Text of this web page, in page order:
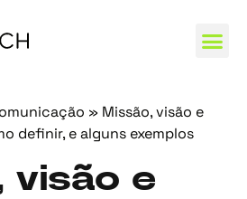
» Missão, visão e
definir, e alguns exemplos
visão e